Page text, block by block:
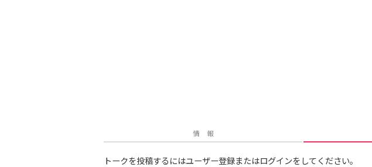
情 報
トークを投稿するにはユーザー登録またはログインをしてください。